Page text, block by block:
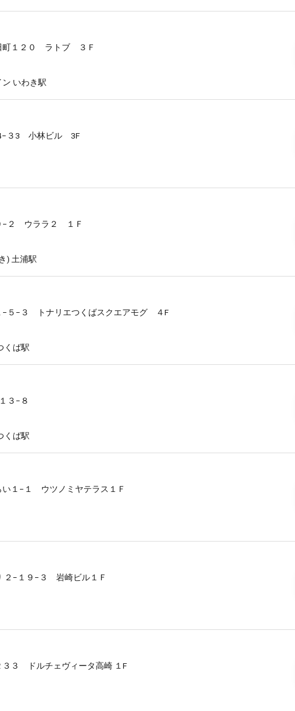
町１２０ ラトブ ３Ｆ
いわき駅
３3 小林ビル 3F
−２ ウララ２ １Ｆ
) 土浦駅
−５−３ トナリエつくばスクエアモグ ４F
くば駅
３−８
くば駅
い１−１ ウツノミヤテラス１Ｆ
２−１９−３ 岩崎ビル１Ｆ
３３ ドルチェヴィータ高崎 １F